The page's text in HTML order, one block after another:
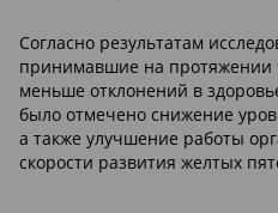
Согласно результатам
принимавшие на протяжении
меньше отклонений в
было отмечено снижение
а также улучшение работы
скорости развития желтых